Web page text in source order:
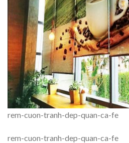
rem-cuon-tranh-dep-quan-ca-fe
rem-cuon-tranh-dep-quan-ca-fe